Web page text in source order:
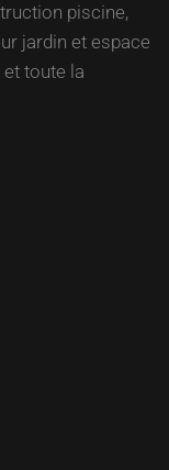
piscine,
jardin et espace
et toute la